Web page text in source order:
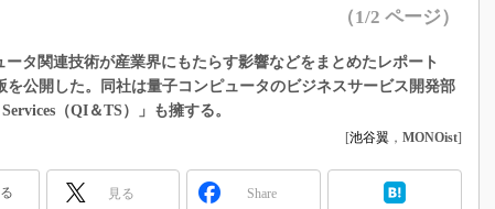
TECHNO-FRONTIER
人テク展
スマート工場EXPO
日本ものづくりワールド
組み込みモデリング
Windows Embedded
（1/2 ページ）
タ関連技術が産業界にもたらす影響などをまとめたレポート
を公開した。同社は量子コンピュータのビジネスサービス開発部
（QI＆TS）」も擁する。
[池谷翼 ， MONOist]
見る Share